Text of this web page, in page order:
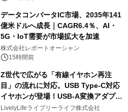
データコンバータIC市場、2035年141
億米ドルへ成長｜CAGR6.4％、AI・
5G・IoT需要が市場拡大を加速
株式会社レポートオーシャン
15時間前
Z世代で広がる「有線イヤホン再注
目」の流れに対応。USB Type-C対応
イヤホンが登場！USB-A変換アダプタ
ー付きでスマホからパソコンまで幅広
LivelyLifeライブリーライフ株式会社